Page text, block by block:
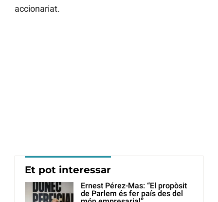
accionariat.
Et pot interessar
Ernest Pérez-Mas: “El propòsit
de Parlem és fer país des del